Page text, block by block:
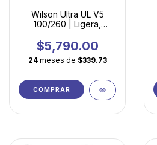
Wilson Ultra UL V5
100/260 | Ligera,
impulsar tu juego
$5,790.00
24 meses de $339.73
COMPRAR